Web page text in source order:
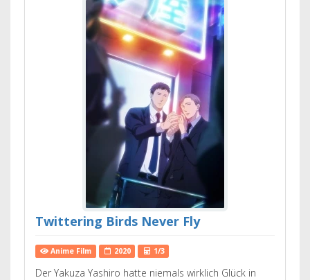
Twittering Birds Never Fly
Anime Film 2020 1/3
Der Yakuza Yashiro hatte niemals wirklich Glück in